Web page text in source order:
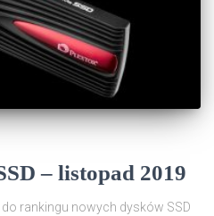
– listopad 2019
rankingu nowych dysków SSD